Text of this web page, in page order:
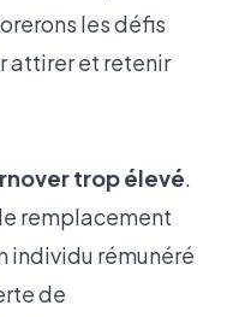
les défis
attirer et retenir
trop élevé.
remplacement
individu rémunéré
de